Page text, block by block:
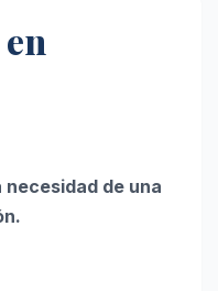
de una